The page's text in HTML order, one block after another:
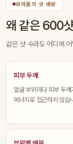
바라봄의 샷 배분
왜 같은 600
같은 샷 수라도 어디에
피부 두께
얼굴 부위마다 피부 두께
에너지로 접근하지 않습